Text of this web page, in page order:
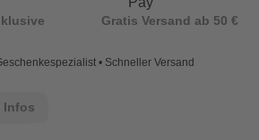
Gratis Versand ab 50 €
• Schneller Versand
Infos